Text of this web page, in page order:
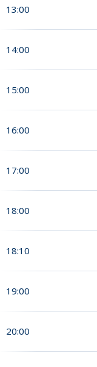
13:00
14:00
15:00
16:00
17:00
18:00
18:10
19:00
20:00